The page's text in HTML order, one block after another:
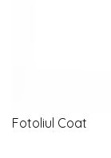
Fotoliul Coat